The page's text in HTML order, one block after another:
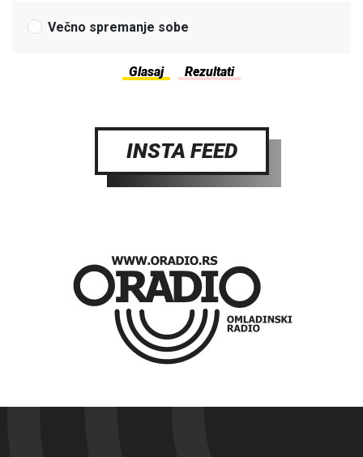
Večno spremanje sobe
INSTA FEED